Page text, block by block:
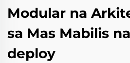
Modular na
sa Mas Mabilis
deploy